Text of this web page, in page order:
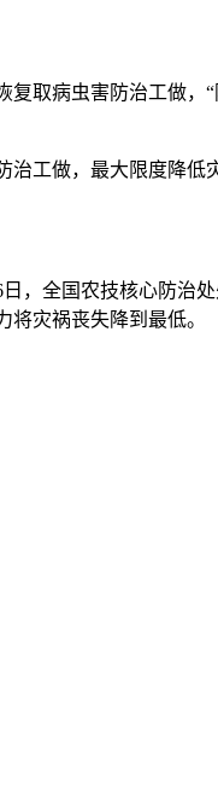
取病虫害防治工做，“
工做，最大限度降低
全国农技核心防治
灾祸丧失降到最低。